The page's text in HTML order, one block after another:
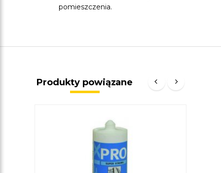
pomieszczenia.
Produkty powiązane